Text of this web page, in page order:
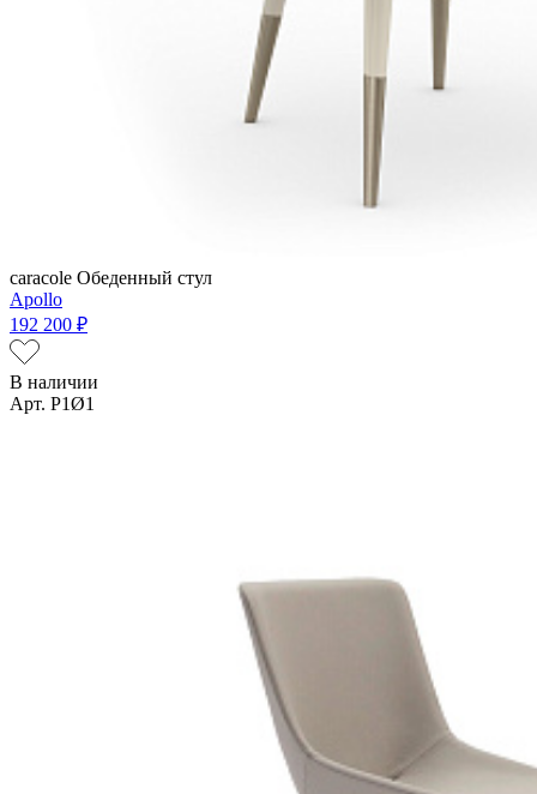
caracole Обеденный стул
Apollo
192 200 ₽
В наличии
Арт. P1Ø1